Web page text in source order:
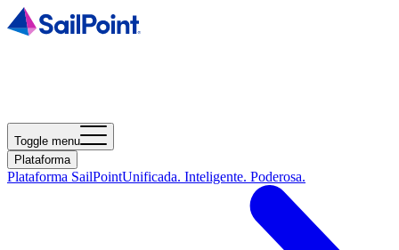
Toggle menu
Plataforma
Plataforma SailPointUnificada. Inteligente. Poderosa.